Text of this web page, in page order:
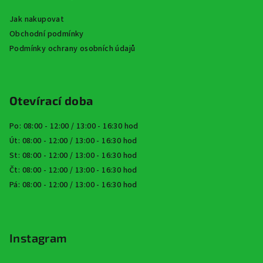
Jak nakupovat
Obchodní podmínky
Podmínky ochrany osobních údajů
Otevírací doba
Po: 08:00 - 12:00 / 13:00 - 16:30 hod
Út: 08:00 - 12:00 / 13:00 - 16:30 hod
St: 08:00 - 12:00 / 13:00 - 16:30 hod
Čt: 08:00 - 12:00 / 13:00 - 16:30 hod
Pá: 08:00 - 12:00 / 13:00 - 16:30 hod
Instagram